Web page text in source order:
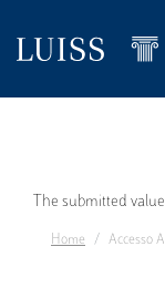
contenuto
di
The submitted value
Home Accesso